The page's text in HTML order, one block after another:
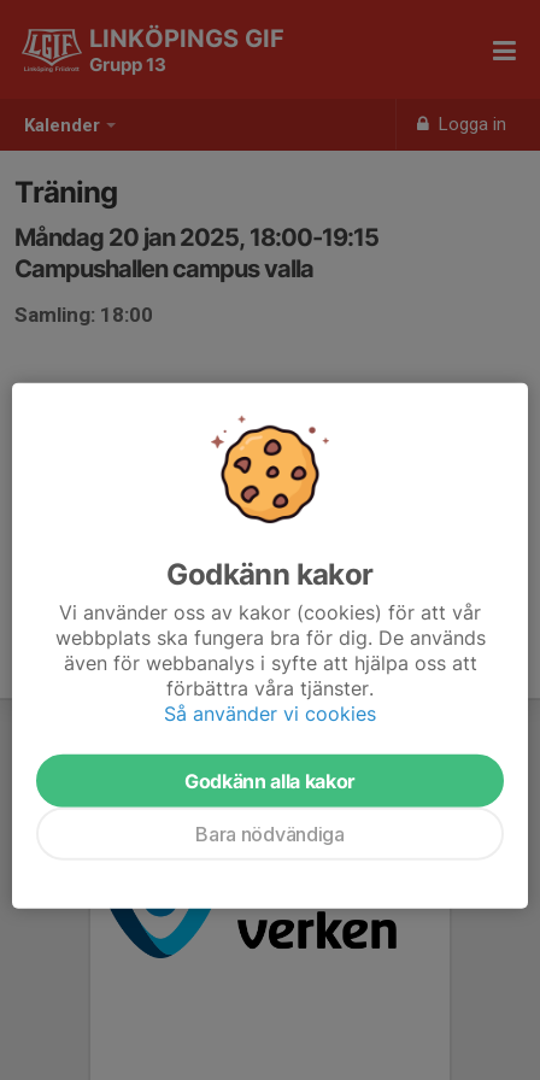
Kalender Logga in
LINKÖPINGS GIF
Grupp 13
Träning
Måndag 20 jan 2025, 18:00-19:15
Campushallen campus valla
Samling: 18:00
Godkänn kakor
Vi använder oss av kakor (cookies) för att vår
webbplats ska fungera bra för dig. De används
även för webbanalys i syfte att hjälpa oss att
förbättra våra tjänster.
Så använder vi cookies
Godkänn alla kakor
Bara nödvändiga